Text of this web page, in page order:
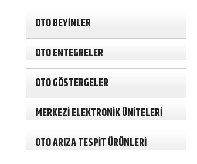
a
c
h
OTO BEYİNLER
OTO ENTEGRELER
OTO GÖSTERGELER
MERKEZİ ELEKTRONİK ÜNİTELERİ
OTO ARIZA TESPİT ÜRÜNLERİ